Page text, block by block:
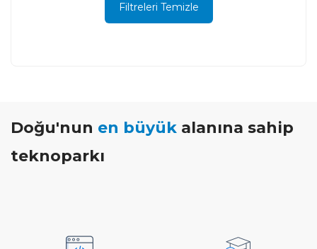
Filtreleri Temizle
Doğu'nun en büyük alanına sahip
teknoparkı